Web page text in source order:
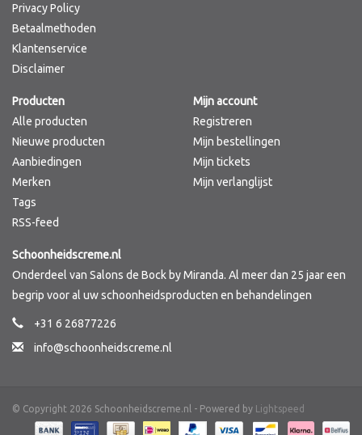
Ekseption Skincare
Blog
Merken
Privacy Policy
Betaalmethoden
Klantenservice
Disclaimer
Producten
Alle producten
Nieuwe producten
Aanbiedingen
Merken
Tags
RSS-feed
Mijn account
Registreren
Mijn bestellingen
Mijn tickets
Mijn verlanglijst
Schoonheidscreme.nl
Onderdeel van Salons de Bock by Miranda. Al meer dan 25 jaar een
begrip voor al uw schoonheidsproducten en behandelingen
+31 6 26877226
info@schoonheidscreme.nl
© Copyright 2026 Schoonheidscreme.nl - Powered by Lightspeed